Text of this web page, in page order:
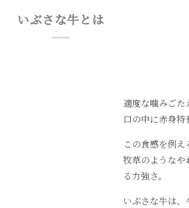
いぶさな牛とは
適度な噛みごた
口の中に赤身特
この食感を例え
牧草のようなや
る力強さ。
いぶさな牛は